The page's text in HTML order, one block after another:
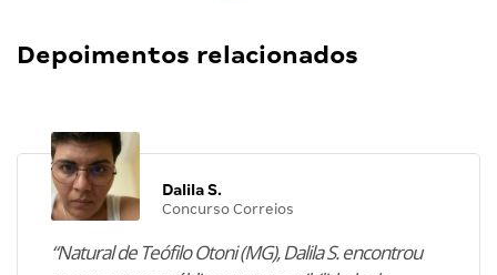
Depoimentos relacionados
Dalila S.
Concurso Correios
“Natural de Teófilo Otoni (MG), Dalila S. encontrou